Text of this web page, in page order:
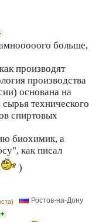
больше,
производят
производства
основана на
технического
спиртовых
биохимик, а
как писал
)
Ростов-на-Дону